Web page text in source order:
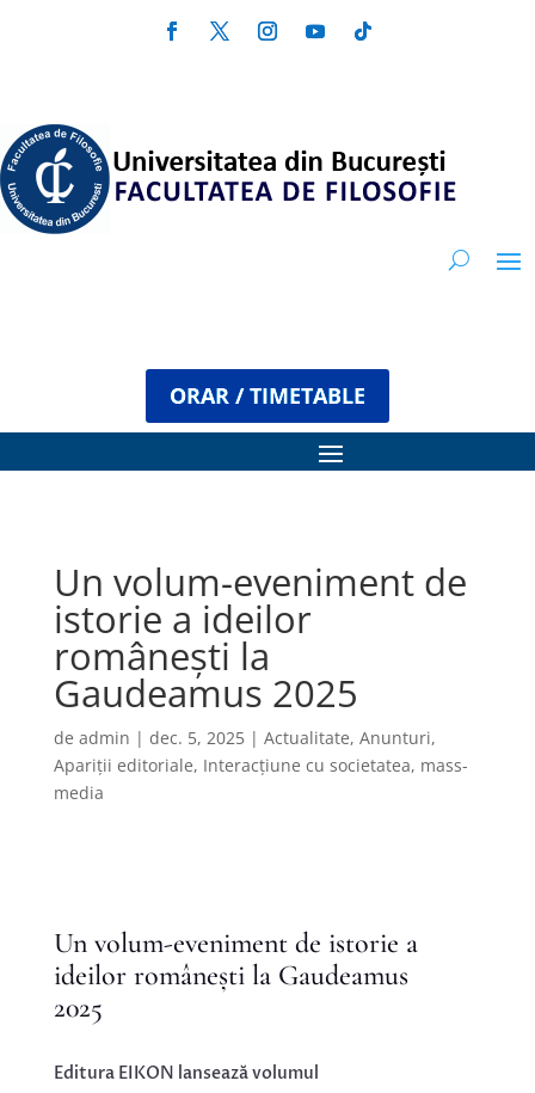
ORAR / TIMETABLE
Un volum-eveniment de
istorie a ideilor
românești la
Gaudeamus 2025
de admin | dec. 5, 2025| Actualitate, Anunturi,
Apariții editoriale, Interacțiune cu societatea, mass-
media
Un volum-eveniment de istorie a
ideilor românești la Gaudeamus
2025
Editura EIKON lansează volumul